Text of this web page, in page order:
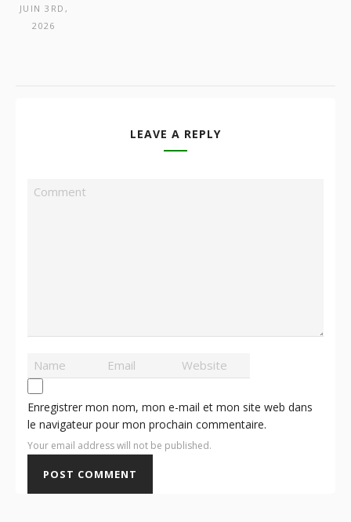
JUIN 3RD,
2026
LEAVE A REPLY
Enregistrer mon nom, mon e-mail et mon site web dans
le navigateur pour mon prochain commentaire.
Your email address will not be published.